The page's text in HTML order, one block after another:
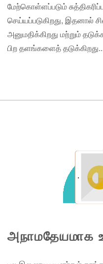
மேற்கொள்ளப்படும்
செய்யப்படுகிறது,
அனுமதிக்கிறது மற்றும்
பிற தளங்களைத்
அநாமதேயமாக